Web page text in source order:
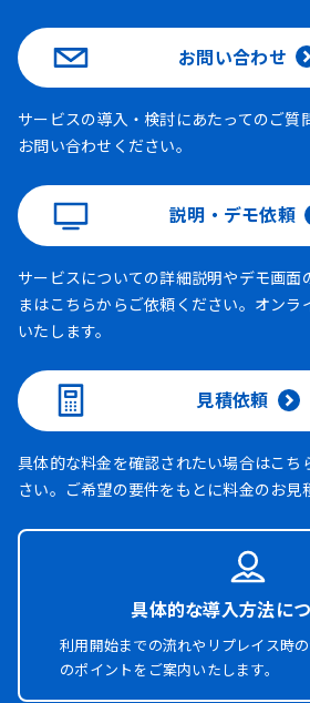
お問い合わせ
サービスの導入・検討にあたってのご質
お問い合わせください。
説明・デモ依頼
サービスについての詳細説明やデモ画面
まはこちらからご依頼ください。オン
いたします。
見積依頼
具体的な料金を確認されたい場合はこち
さい。ご希望の要件をもとに料金のお見
具体的な導入方法に
利用開始までの流れやリプレイス時
のポイントをご案内いたします。